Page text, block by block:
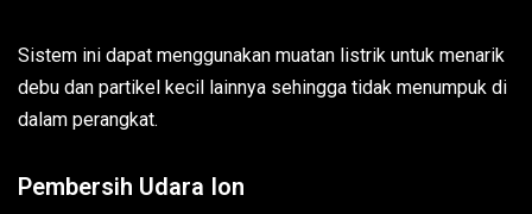
Sistem ini dapat menggunakan muatan listrik untuk menarik
debu dan partikel kecil lainnya sehingga tidak menumpuk di
dalam perangkat.
Pembersih Udara Ion